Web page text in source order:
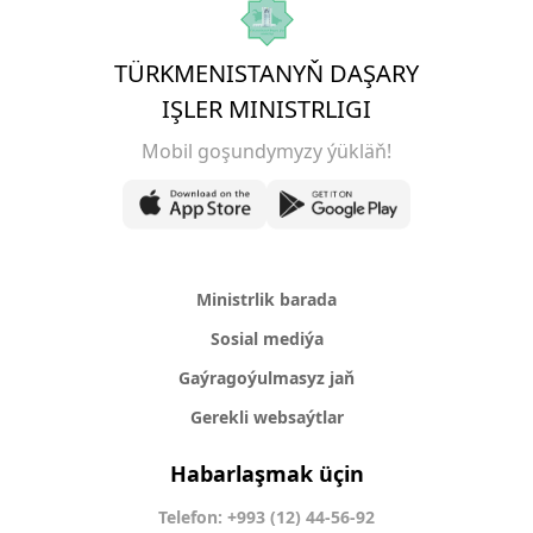
TÜRKMENISTANYŇ DAŞARY
IŞLER MINISTRLIGI
Mobil goşundymyzy ýükläň!
Ministrlik barada
Sosial mediýa
Gaýragoýulmasyz jaň
Gerekli websaýtlar
Habarlaşmak üçin
Telefon: +993 (12) 44-56-92